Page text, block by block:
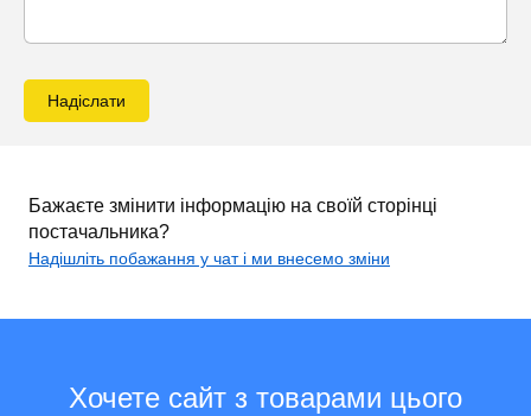
Надіслати
Бажаєте змінити інформацію на своїй сторінці
постачальника?
Надішліть побажання у чат і ми внесемо зміни
Хочете сайт з товарами цього